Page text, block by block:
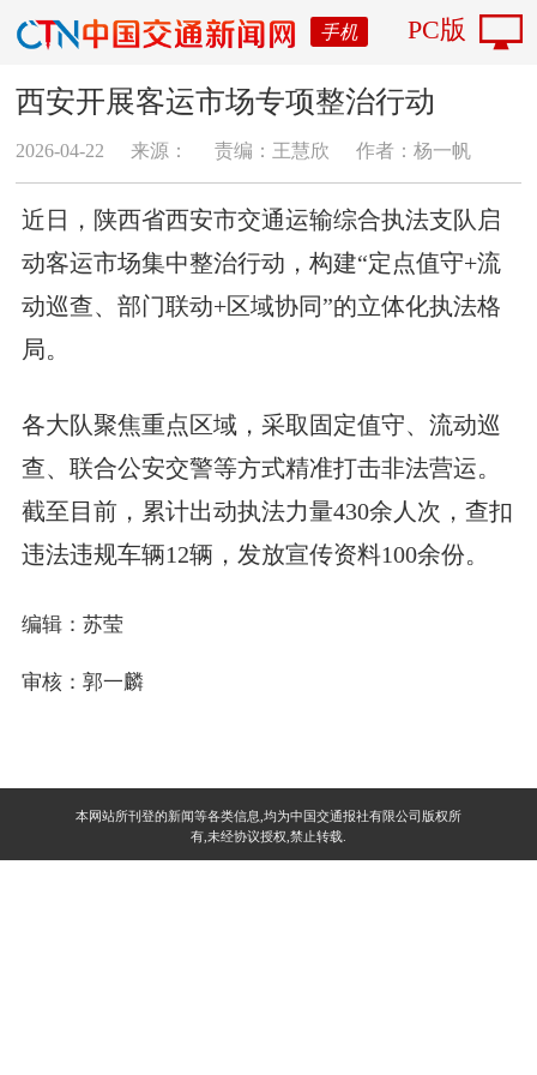
手机 PC版
西安开展客运市场专项整治行动
2026-04-22 来源： 责编：王慧欣 作者：杨一帆
近日，陕西省西安市交通运输综合执法支队启
动客运市场集中整治行动，构建“定点值守+流
动巡查、部门联动+区域协同”的立体化执法格
局。
各大队聚焦重点区域，采取固定值守、流动巡
查、联合公安交警等方式精准打击非法营运。
截至目前，累计出动执法力量430余人次，查扣
违法违规车辆12辆，发放宣传资料100余份。
编辑：苏莹
审核：郭一麟
本网站所刊登的新闻等各类信息,均为中国交通报社有限公司版权所
有,未经协议授权,禁止转载.